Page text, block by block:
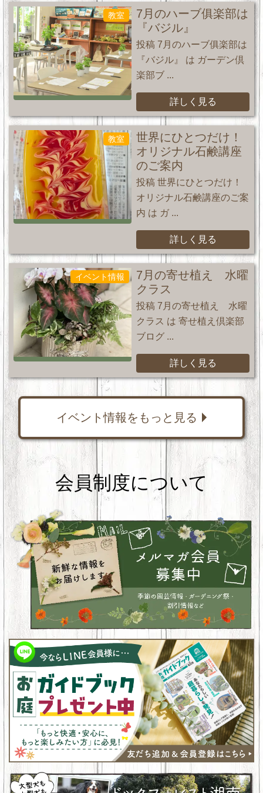
教室
7月のハーブ俱楽部は
『バジル』
投稿 7月のハーブ俱楽部は
『バジル』 は ガーデン倶
楽部ブ ...
詳しく見る
教室
世界にひとつだけ！
オリジナル石鹸講座
のご案内
投稿 世界にひとつだけ！
オリジナル石鹸講座のご案
内 は ガ ...
詳しく見る
イベント情報
7月の寄せ植え 水曜
クラス
投稿 7月の寄せ植え 水曜
クラス は 寄せ植え倶楽部
ブログ ...
詳しく見る
イベント情報をもっと見る
会員制度について